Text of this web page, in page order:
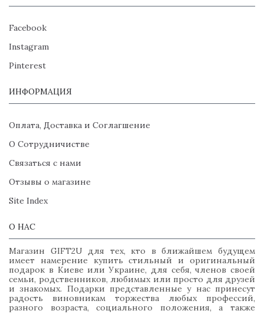
Facebook
Instagram
Pinterest
ИНФОРМАЦИЯ
Оплата, Доставка и Соглагшение
О Сотрудничистве
Связаться с нами
Отзывы о магазине
Site Index
О НАС
Магазин GIFT2U для тех, кто в ближайшем будущем
имеет намерение купить стильный и оригинальный
подарок в Киеве или Украине, для себя, членов своей
семьи, родственников, любимых или просто для друзей
и знакомых. Подарки представленные у нас принесут
радость виновникам торжества любых профессий,
разного возраста, социального положения, а также